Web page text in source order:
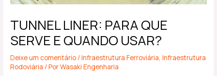
TUNNEL LINER: PARA QUE
SERVE E QUANDO USAR?
Deixe um comentário /Infraestrutura Ferroviária,Infraestrutura
Rodoviária / PorWasaki Engenharia